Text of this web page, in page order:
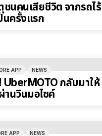
นคนเสียชีวิต จากรถไร้
นครั้งแรก
APP NEWS
UberMOTO กลับมาให้
านวินมอไซค์
APP NEWS